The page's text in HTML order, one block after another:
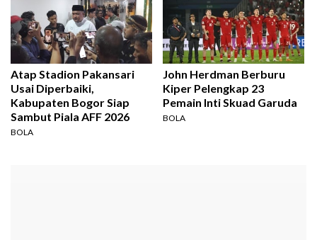
Atap Stadion Pakansari
Usai Diperbaiki,
Kabupaten Bogor Siap
Sambut Piala AFF 2026
BOLA
John Herdman Berburu
Kiper Pelengkap 23
Pemain Inti Skuad Garuda
BOLA